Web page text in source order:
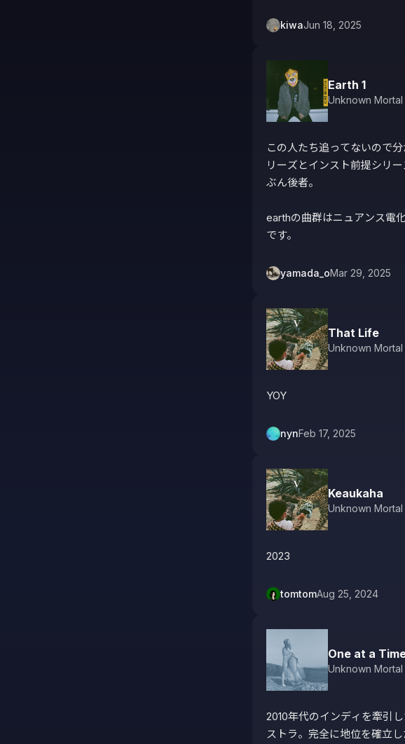
kiwaJun 18, 2025
Earth 1
Unknown
この人たち追ってないので
リーズとインスト前提シリ
ぶん後者。
earthの曲群はニュアンス電
です。
yamada_oMar 29, 2025
That Life
Unknown
YOY
nynFeb 17, 2025
Keaukaha
Unknown
2023
tomtomAug 25, 2024
One at a
Unknown
2010年代のインディを牽引
ストラ。完全に地位を確立